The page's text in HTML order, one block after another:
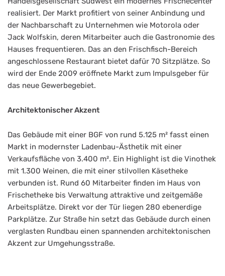
realisiert. Der Markt profitiert von seiner Anbindung und
der Nachbarschaft zu Unternehmen wie Motorola oder
Jack Wolfskin, deren Mitarbeiter auch die Gastronomie des
Hauses frequentieren. Das an den Frischfisch-Bereich
angeschlossene Restaurant bietet dafür 70 Sitzplätze. So
wird der Ende 2009 eröffnete Markt zum Impulsgeber für
das neue Gewerbegebiet.
Architektonischer Akzent
Das Gebäude mit einer BGF von rund 5.125 m² fasst einen
Markt in modernster Ladenbau-Ästhetik mit einer
Verkaufsfläche von 3.400 m². Ein Highlight ist die Vinothek
mit 1.300 Weinen, die mit einer stilvollen Käsetheke
verbunden ist. Rund 60 Mitarbeiter finden im Haus von
Frischetheke bis Verwaltung attraktive und zeitgemäße
Arbeitsplätze. Direkt vor der Tür liegen 280 ebenerdige
Parkplätze. Zur Straße hin setzt das Gebäude durch einen
verglasten Rundbau einen spannenden architektonischen
Akzent zur Umgehungsstraße.